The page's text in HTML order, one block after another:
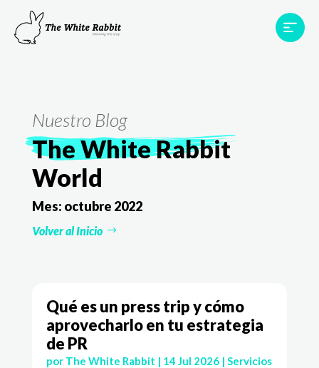
Proyectos
Testimonios
Nuestro Blog
The White Rabbit
World
Mes: octubre 2022
Volver al Inicio
Qué es un press trip y cómo
aprovecharlo en tu estrategia
de PR
por The White Rabbit | 14 Jul 2026| Servicios